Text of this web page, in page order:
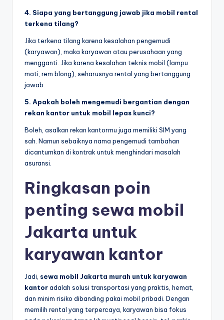
4. Siapa yang bertanggung jawab jika mobil rental
terkena tilang?
Jika terkena tilang karena kesalahan pengemudi
(karyawan), maka karyawan atau perusahaan yang
mengganti. Jika karena kesalahan teknis mobil (lampu
mati, rem blong), seharusnya rental yang bertanggung
jawab.
5. Apakah boleh mengemudi bergantian dengan
rekan kantor untuk mobil lepas kunci?
Boleh, asalkan rekan kantormu juga memiliki SIM yang
sah. Namun sebaiknya nama pengemudi tambahan
dicantumkan di kontrak untuk menghindari masalah
asuransi.
Ringkasan poin
penting sewa mobil
Jakarta untuk
karyawan kantor
Jadi, sewa mobil Jakarta murah untuk karyawan
kantoradalah solusi transportasi yang praktis, hemat,
dan minim risiko dibanding pakai mobil pribadi. Dengan
memilih rental yang terpercaya, karyawan bisa fokus